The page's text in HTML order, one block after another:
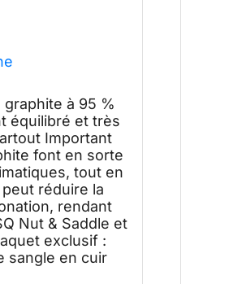
à 95 %
équilibré et très
Important
font en sorte
tout en
réduire la
rendant
Nut & Saddle et
exclusif :
sangle en cuir